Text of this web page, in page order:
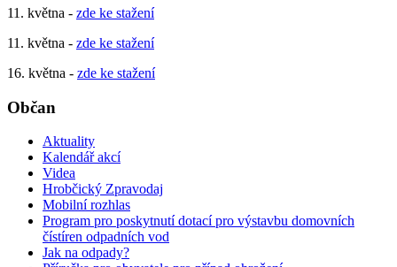
11. května - zde ke stažení
11. května - zde ke stažení
16. května - zde ke stažení
Občan
Aktuality
Kalendář akcí
Videa
Hrobčický Zpravodaj
Mobilní rozhlas
Program pro poskytnutí dotací pro výstavbu domovních
čístíren odpadních vod
Jak na odpady?